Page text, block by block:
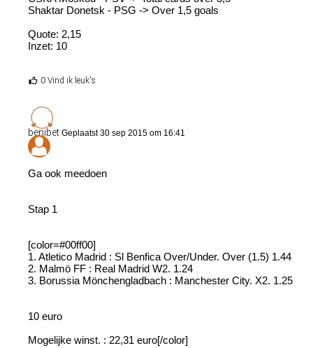
Shaktar Donetsk - PSG -> Over 1,5 goals
Quote: 2,15
Inzet: 10
0 Vind ik leuk's
benibet Geplaatst 30 sep 2015 om 16:41
Ga ook meedoen
Stap 1
[color=#00ff00]
1. Atletico Madrid : Sl Benfica Over/Under. Over (1.5) 1.44
2. Malmö FF : Real Madrid W2. 1.24
3. Borussia Mönchengladbach : Manchester City. X2. 1.25
10 euro
Mogelijke winst. : 22,31 euro[/color]